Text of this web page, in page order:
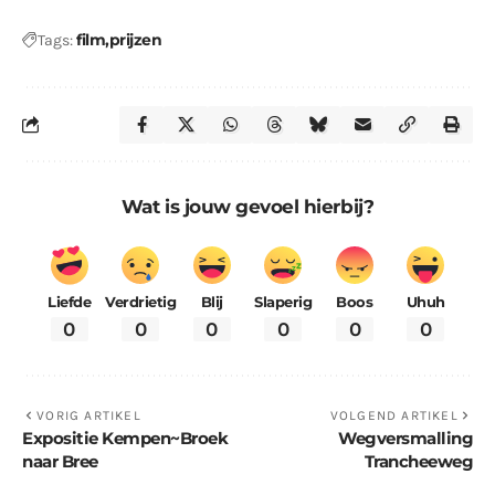
Tags:filmprijzen
Wat is jouw gevoel hierbij?
Liefde
0
Verdrietig
0
Blij
0
Slaperig
0
Boos
0
Uhuh
0
VORIG ARTIKEL
Expositie Kempen~Broek
naar Bree
VOLGEND ARTIKEL
Wegversmalling
Trancheeweg